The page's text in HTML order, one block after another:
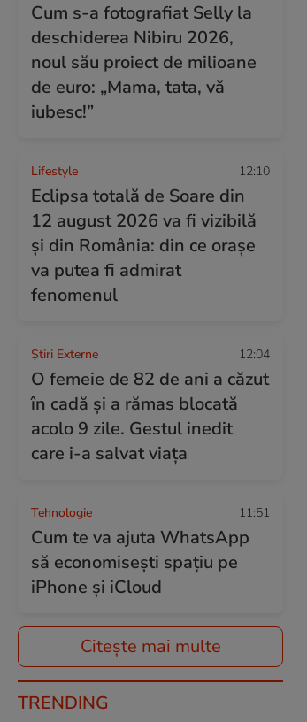
Cum s-a fotografiat Selly la
deschiderea Nibiru 2026,
noul său proiect de milioane
de euro: „Mama, tata, vă
iubesc!”
Lifestyle 12:10
Eclipsa totală de Soare din
12 august 2026 va fi vizibilă
și din România: din ce orașe
va putea fi admirat
fenomenul
Știri Externe 12:04
O femeie de 82 de ani a căzut
în cadă și a rămas blocată
acolo 9 zile. Gestul inedit
care i-a salvat viața
Tehnologie 11:51
Cum te va ajuta WhatsApp
să economisești spațiu pe
iPhone și iCloud
Citește mai multe
TRENDING